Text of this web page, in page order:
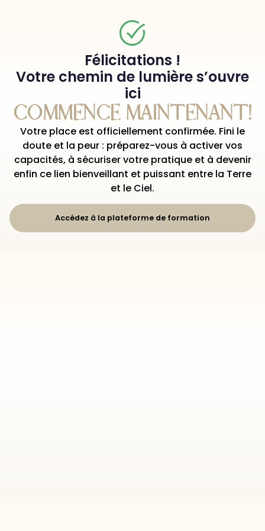
Félicitations !
Votre chemin de lumière s’ouvre
ici
COMMENCE MAINTENANT!
Votre place est officiellement confirmée. Fini le
doute et la peur : préparez-vous à activer vos
capacités, à sécuriser votre pratique et à devenir
enfin ce lien bienveillant et puissant entre la Terre
et le Ciel.
Accédez à la plateforme de formation